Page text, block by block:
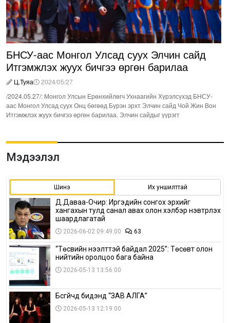
БНСУ-аас Монгол Улсад суух Элчин сайд
Итгэмжлэх жуух бичгээ өргөн барилаа
Ц.Туяа
2024/05/27
/2024.05.27/: Монгол Улсын Ерөнхийлөгч Ухнаагийн Хүрэлсүхэд БНСУ-
аас Монгол Улсад суух Онц бөгөөд Бүрэн эрхт Элчин сайд Чой Жин Вон
Итгэмжлэх жуух бичгээ өргөн барилаа. Элчин сайдыг үүрэгт
Мэдээлэл
Шинэ Их уншилттай
Д.Даваа-Очир: Иргэдийн сонгох эрхийг
хангахын тулд санал авах олон хэлбэр нэвтрүүлэх
шаардлагатай
2026-06-02 09:49:00 63
“Төсвийн нээлттэй байдал 2025”: Төсөвт олон
нийтийн оролцоо бага байна
2026-05-13 13:56:00
Бүсгүйчүүд бидэнд “ЗАВ АЛГА”
2026-05-13 12:19:00